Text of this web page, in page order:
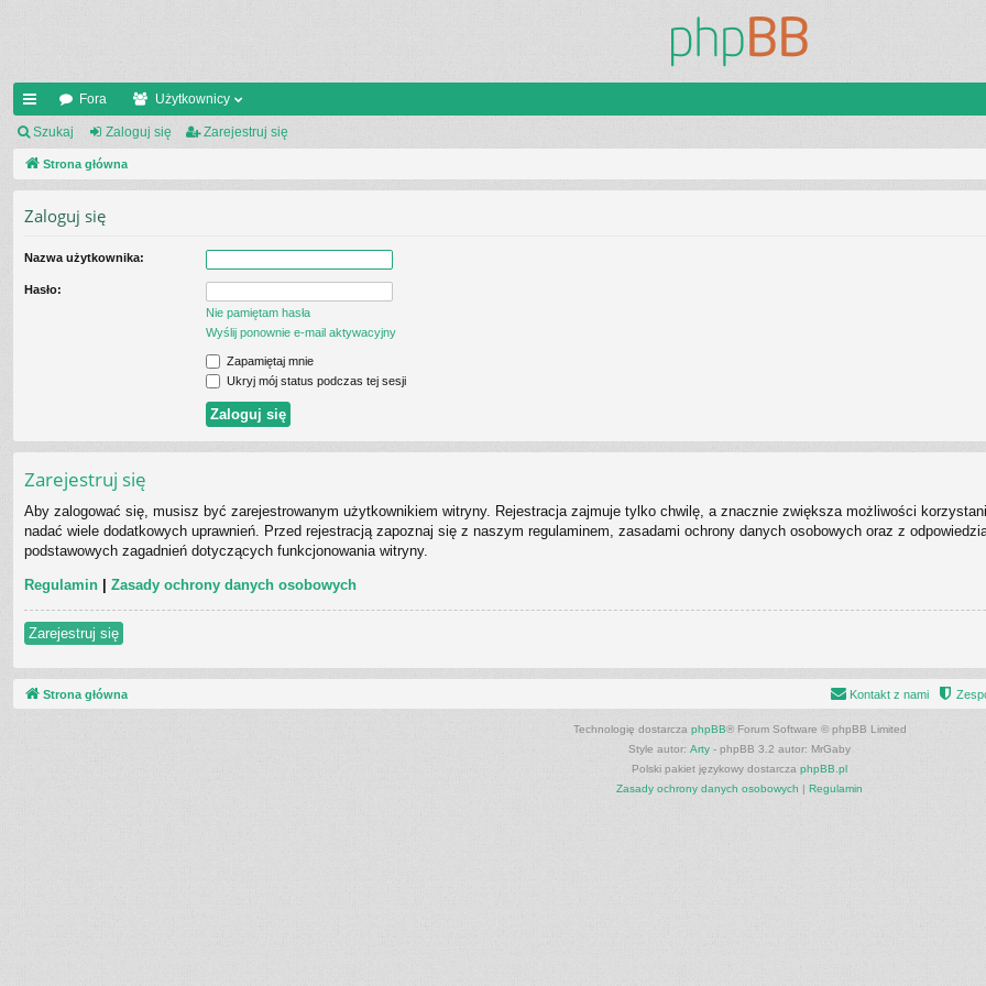
ię
ce
Fora Użytkownicy
Szukaj Zaloguj się Zarejestruj się
Strona główna
Zaloguj się
Nazwa użytkownika:
Hasło:
Nie pamiętam hasła
Wyślij ponownie e-mail aktywacyjny
Zapamiętaj mnie
Ukryj mój status podczas tej sesji
Zarejestruj się
Aby zalogować się, musisz być zarejestrowanym użytkownikiem witryny. Rejestracja zajmuje tylko chwilę, a znacznie zwiększa możliwości
nadać wiele dodatkowych uprawnień. Przed rejestracją zapoznaj się z naszym regulaminem, zasadami ochrony danych osobowych oraz z
podstawowych zagadnień dotyczących funkcjonowania witryny.
Regulamin | Zasady ochrony danych osobowych
Zarejestruj się
Strona główna Kontakt z nami
Technologię dostarcza phpBB® Forum Software © phpBB Limited
Style autor: Arty - phpBB 3.2 autor: MrGaby
Polski pakiet językowy dostarcza phpBB.pl
Zasady ochrony danych osobowych | Regulamin